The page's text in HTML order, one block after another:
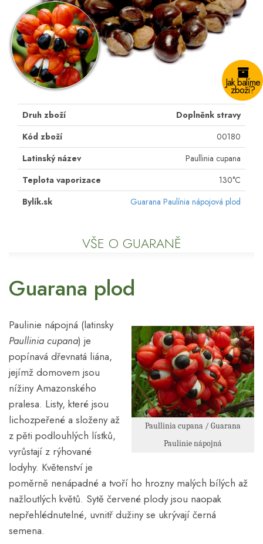
Jak balíme
zboží?
Druh zboží
Doplněnk stravy
Kód zboží
00180
Latinský název
Paullinia cupana
Teplota vaporizace
130°C
Bylík.sk
Guarana Paulínia nápojová plod
VŠE O GUARANĚ
Guarana plod
Paullinia cupana / Guarana
Paulinie nápojná
Paulinie nápojná (latinsky
Paullinia cupana) je
popínavá dřevnatá liána,
jejímž domovem jsou
nížiny Amazonského
pralesa. Listy, které jsou
lichozpeřené a složeny až
z pěti podlouhlých lístků,
vyrůstají z rýhované
lodyhy. Květenství je
poměrně nenápadné a tvoří ho hrozny malých bílých až
nažloutlých květů. Sytě červené plody jsou naopak
nepřehlédnutelné, uvnitř dužiny se ukrývají černá
semena.